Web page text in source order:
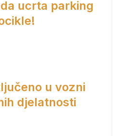
ucrta parking
u vozni
djelatnosti